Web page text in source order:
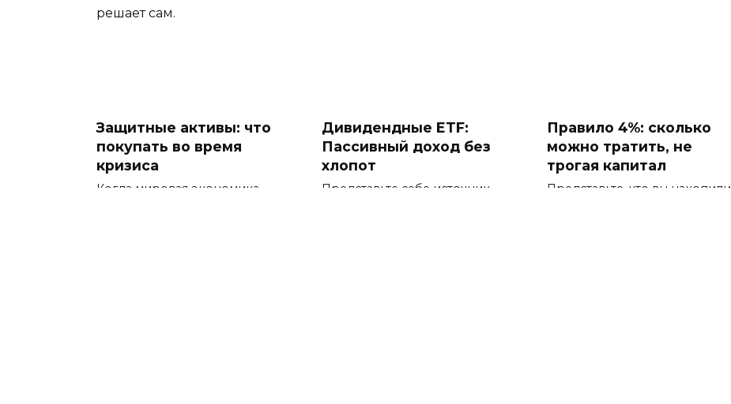
решает сам.
Защитные активы: что
покупать во время
кризиса
Когда мировая экономика
Дивидендные ETF:
Пассивный доход без
хлопот
Представьте себе источник
Правило 4%: сколько
можно тратить, не
трогая капитал
Представьте, что вы накопили